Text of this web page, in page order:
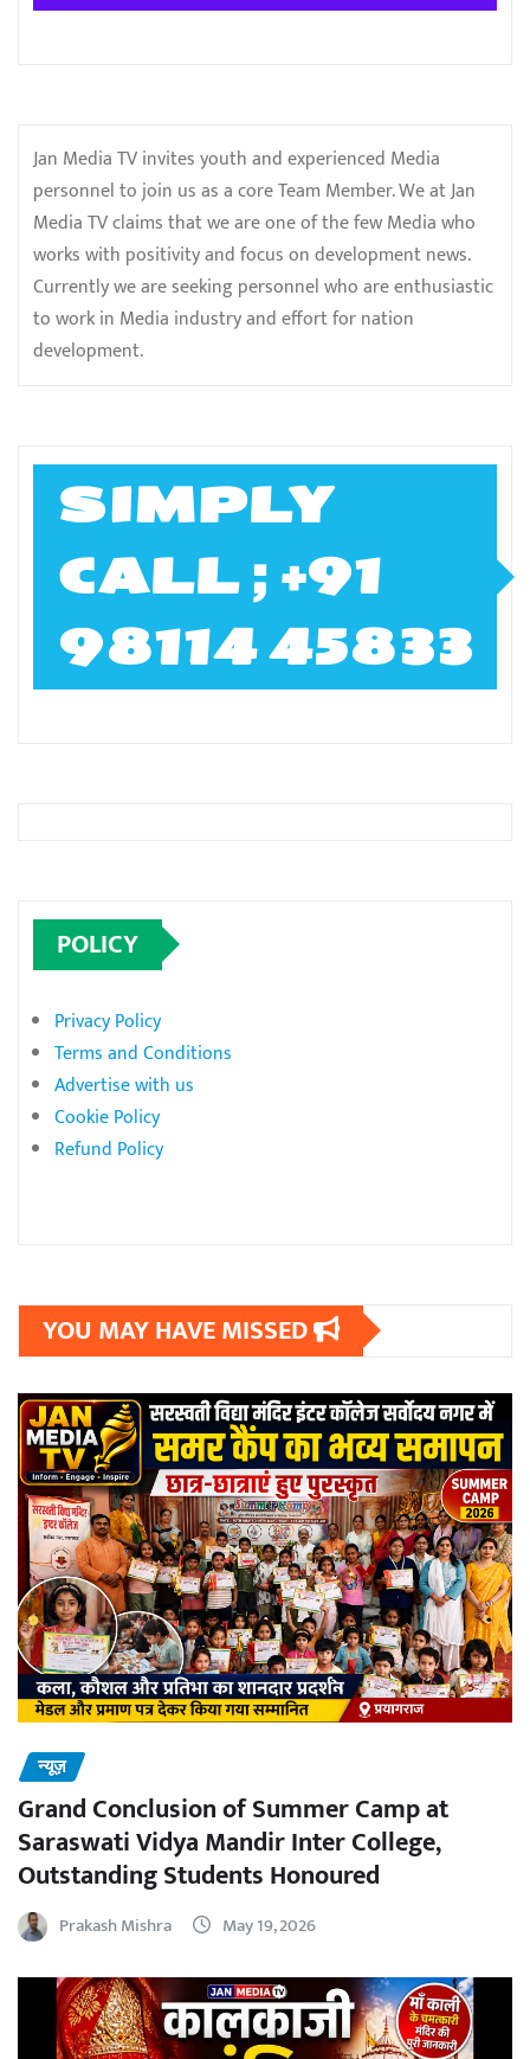
Jan Media TV invites youth and experienced Media
personnel to join us as a core Team Member. We at Jan
Media TV claims that we are one of the few Media who
works with positivity and focus on development news.
Currently we are seeking personnel who are enthusiastic
to work in Media industry and effort for nation
development.
SIMPLY
CALL ; +91
98114 45833
POLICY
Privacy Policy
Terms and Conditions
Advertise with us
Cookie Policy
Refund Policy
YOU MAY HAVE MISSED
न्यूज़
Grand Conclusion of Summer Camp at
Saraswati Vidya Mandir Inter College,
Outstanding Students Honoured
Prakash Mishra May 19, 2026